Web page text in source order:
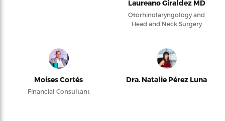
Laureano Giraldez MD
Otorhinolaryngology and
Head and Neck Surgery
Moises Cortés
Financial Consultant
Dra. Natalie Pérez Luna